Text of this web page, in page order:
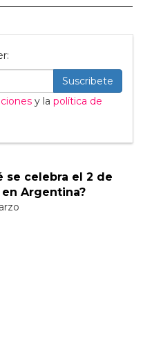
Suscribete
y la política de
se celebra el 2 de
Argentina?